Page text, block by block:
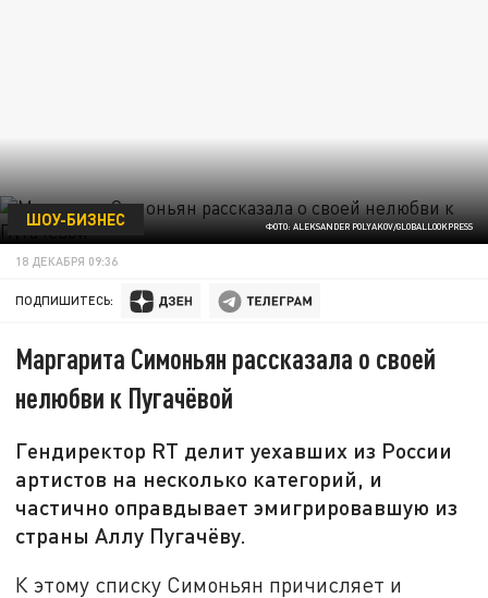
ФОТО: ALEKSANDER POLYAKOV/GLOBALLOOKPRESS
ШОУ-БИЗНЕС
18 ДЕКАБРЯ 09:36
ПОДПИШИТЕСЬ:
Маргарита Симоньян рассказала о своей
нелюбви к Пугачёвой
Гендиректор RT делит уехавших из России
артистов на несколько категорий, и
частично оправдывает эмигрировавшую из
страны Аллу Пугачёву.
К этому списку Симоньян причисляет и